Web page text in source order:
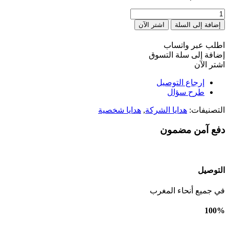
كمية
Lampe
personnalisée
en
couleur
إضافة إلى السلة اشتر الآن
اطلب عبر واتساب
إضافة إلى سلة التسوق
اشتر الآن
إرجاع التوصيل
طرح سؤال
التصنيفات: هدايا الشركة, هدايا شخصية
دفع آمن مضمون
التوصيل
في جميع أنحاء المغرب
100%